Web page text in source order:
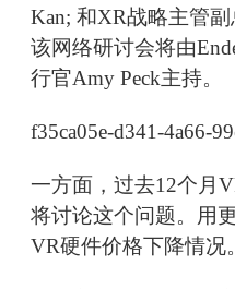
Kan; 和XR战略主管副
该网络研讨会将由
行官Amy Peck主持。
f35ca05e-d341-4a66-
一方面，过去12个月
将讨论这个问题。用
VR硬件价格下降情况。